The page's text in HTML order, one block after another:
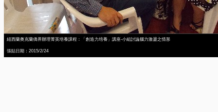
紐西蘭奧克蘭僑界辦理菁英培養課程：「創造力培養」講座-小組討論腦力激盪之情形
張貼日期：2015/2/24